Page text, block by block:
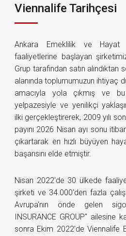
Viennalife Tarihçesi
Ankara Emeklilik ve Hayat
faaliyetlerine başlayan
Grup tarafından satın alındıktan
alanında toplumumuzun ihtiyaç
amacıyla yola çıkmış ve
yelpazesiyle ve yenilikçi
ilki gerçekleştirerek, 2009 yılı
payını 2026 Nisan ayı sonu
çıkartarak en hızlı büyüyen
başarısını elde etmiştir.
Nisan 2022'de 30 ülkede
şirketi ve 34.000'den fazla
Avrupa'nın önde gelen
INSURANCE GROUP" ailesine
sonra Ekim 2022'de Viennalife